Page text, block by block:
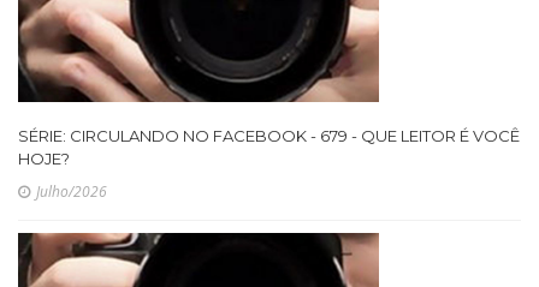
SÉRIE: CIRCULANDO NO FACEBOOK - 679 - QUE LEITOR É VOCÊ
HOJE?
Julho/2026